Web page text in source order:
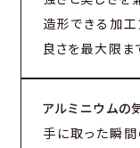
造形できる加工
良さを最大限ま
アルミニウムの
手に取った瞬